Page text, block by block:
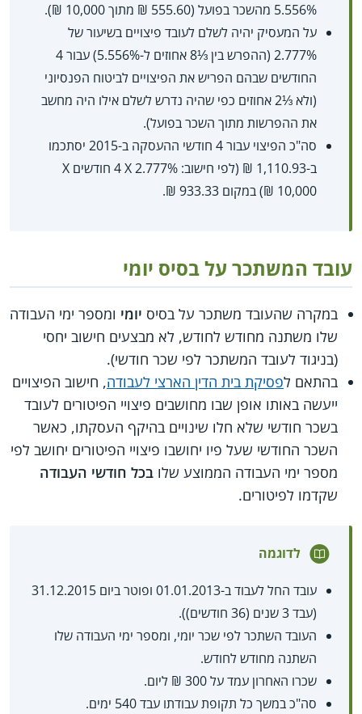
5.556% מהשכר בפועל (555.60 ₪ מתוך 10,000 ₪).
על המעסיק יהיה לשלם לעובד פיצויים בשיעור של
2.777% (ההפרש בין ⅓8 אחוזים ל-5.556%) עבור 4
החודשים שבהם הפריש את הפיצויים לביטוח הפנסיוני
(ולא ⅓2 אחוזים כפי שהיה נדרש לשלם אילו היה מחשב
את ההפרשות מתוך השכר בפועל).
סה"כ הפיצוי עבור 4 חודשי ההעסקה ב-2015 יסתכמו
10,000 ₪) במקום 933.33 ₪.
עובד המשתכר על בסיס יומי
במקרה שהעובד משתכר על בסיס יומי ומספר ימי העבודה
שלו משתנה מחודש לחודש, לא מבצעים חישוב יחסי
(בניגוד לעובד המשתכר לפי שכר חודשי).
בהתאם לפסיקת בית הדין הארצי לעבודה, חישוב הפיצויים
ייעשה באותו אופן שבו מחושבים פיצויי הפיטורים לעובד
בשכר חודשי שלא חלו שינויים בהיקף העסקתו, כאשר
השכר החודשי שעל פיו יחושבו פיצויי הפיטורים יחושב לפי
מספר ימי העבודה הממוצע שלו בכל חודשי העבודה
שקדמו לפיטורים.
לדוגמה
עובד החל לעבוד ב-01.01.2013 ופוטר ביום 31.12.2015
(עבד 3 שנים (36 חודשים)).
העובד השתכר לפי שכר יומי, ומספר ימי העבודה שלו
השתנה מחודש לחודש.
שכרו האחרון עמד על 300 ₪ ליום.
סה"כ במשך כל תקופת עבודתו עבד 540 ימים.